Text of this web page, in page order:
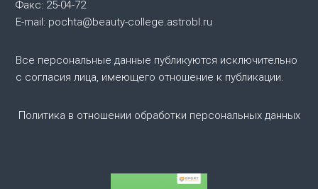
Факс: 25-04-72
E-mail: pochta@beauty-college.astrobl.ru
Все персональные данные публикуются исключительно
с согласия лица, имеющего отношение к публикации.
Политика в отношении обработки персональных данных